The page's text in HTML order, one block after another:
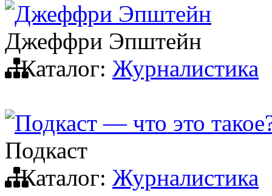
Джеффри Эпштейн
Джеффри Эпштейн
Каталог: Журналистика
Подкаст — что это
Подкаст
Каталог: Журналистика